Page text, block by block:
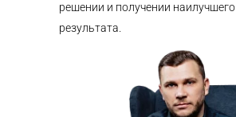
решении и получении наилучшего
результата.